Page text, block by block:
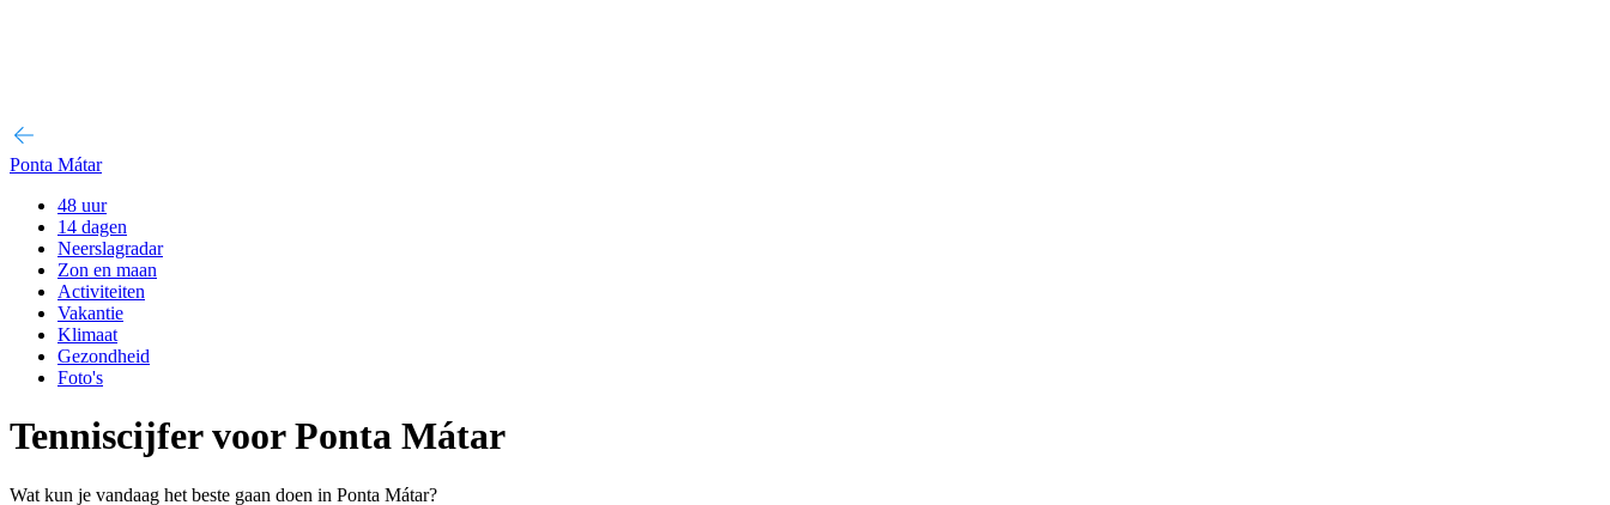
Ponta Mátar
48 uur
14 dagen
Neerslagradar
Zon en maan
Activiteiten
Vakantie
Klimaat
Gezondheid
Foto's
Tenniscijfer voor Ponta Mátar
Wat kun je vandaag het beste gaan doen in Ponta Mátar?